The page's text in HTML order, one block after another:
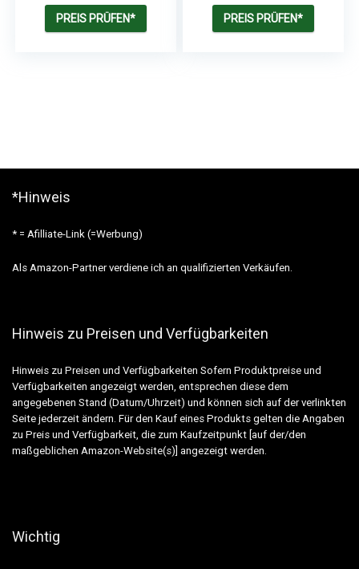
PREIS PRÜFEN* PREIS PRÜFEN*
*Hinweis
* = Afilliate-Link (=Werbung)
Als Amazon-Partner verdiene ich an qualifizierten Verkäufen.
Hinweis zu Preisen und Verfügbarkeiten
Hinweis zu Preisen und Verfügbarkeiten Sofern Produktpreise und
Verfügbarkeiten angezeigt werden, entsprechen diese dem
angegebenen Stand (Datum/Uhrzeit) und können sich auf der verlinkten
Seite jederzeit ändern. Für den Kauf eines Produkts gelten die Angaben
zu Preis und Verfügbarkeit, die zum Kaufzeitpunkt [auf der/den
maßgeblichen Amazon-Website(s)] angezeigt werden.
Wichtig